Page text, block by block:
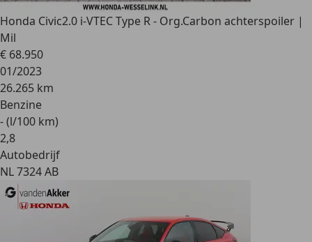
Honda Civic2.0 i-VTEC Type R - Org.Carbon achterspoiler |
Mil
€ 68.950
01/2023
26.265 km
Benzine
- (l/100 km)
2,8
Autobedrijf
NL 7324 AB